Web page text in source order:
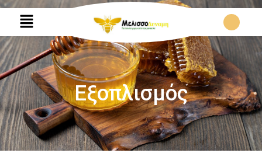
Eξοπλισμός